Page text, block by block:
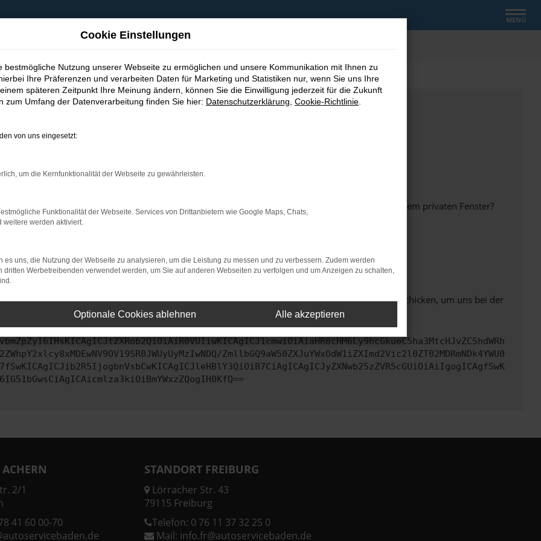
MENÜ
bestimmter Seiten verhindern. Funktioniert die Seite in einem anderen Browser oder in einem privaten Fenster?
beheben.
auf dem neuesten Stand sind.
kann auch dazu führen, dass bestimmte Funktionen nicht mehr unterstützt werden.
uns bitte. Wir werden versuchen, das Problem zu beheben. Du kannst uns diesen Text schicken, um uns bei der
ZmllbGQ9aW50ZXJuYWxOdW1iZXImd2Vic2l0ZT02MDRmNDk4YWU0
2/1
41 60 00-70
STANDORT FREIBURG
Lörracher Str. 43
79115 Freiburg
Telefon: 0 76 11 37 32 25 0
Mail: info.fr@autoservicebaden.de
Cookie Einstellungen
bestmögliche Nutzung unserer Webseite zu ermöglichen und unsere Kommunikation mit Ihnen zu
Ihre Präferenzen und verarbeiten Daten für Marketing und Statistiken nur, wenn Sie uns Ihre
späteren Zeitpunkt Ihre Meinung ändern, können Sie die Einwilligung jederzeit für die Zukunft
zum Umfang der Datenverarbeitung finden Sie hier: Datenschutzerklärung Cookie-Richtlinie
von uns eingesetzt:
um die Kernfunktionalität der Webseite zu gewährleisten.
Funktionalität der Webseite. Services von Drittanbietern wie Google Maps, Chats,
weitere werden aktiviert.
es uns, die Nutzung der Webseite zu analysieren, um die Leistung zu messen und zu verbessern. Zudem werden
dritten Werbetreibenden verwendet werden, um Sie auf anderen Webseiten zu verfolgen und um Anzeigen zu schalten,
Optionale Cookies ablehnen Alle akzeptieren